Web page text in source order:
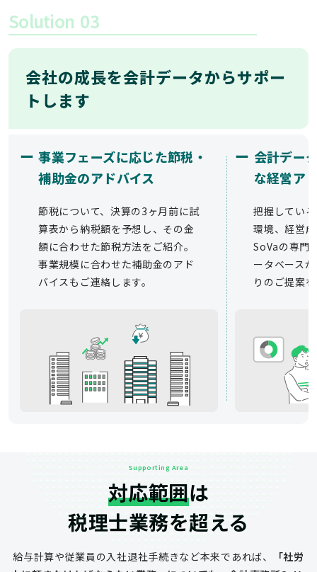
Solution 03
会社の成長を会計データからサポー
トします
ー 事業フェーズに応じた節税・
補助金のアドバイス
節税について、決算の3ヶ月前に試
算表から納税額を予想し、その金
額に合わせた節税方法をご紹介。
事業規模に合わせた補助金のアド
バイスもご連絡します。
ー 会計デー
な経営ア
把握してい
環境、経営
SoVaの専門
ータベース
りのご提案
Supporting Area
対応範囲は
税理士業務を超える
給与計算や従業員の入社退社手続きなど本来であれば、
「社労